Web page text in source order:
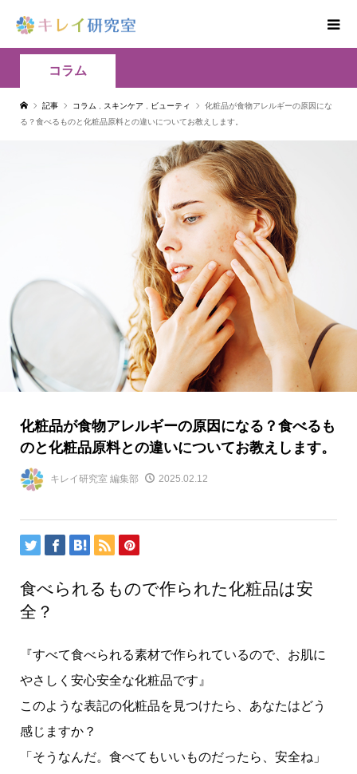
コラム
記事 コラム スキンケア ビューティ
化粧品が食物アレルギーの原因にな
る？食べるものと化粧品原料との違いについてお教えします。
化粧品が食物アレルギーの原因になる？食べるも
のと化粧品原料との違いについてお教えします。
キレイ研究室 編集部 2025.02.12
食べられるもので作られた化粧品は安
全？
『すべて食べられる素材で作られているので、お肌に
やさしく安心安全な化粧品です』
このような表記の化粧品を見つけたら、あなたはどう
感じますか？
「そうなんだ。食べてもいいものだったら、安全ね」